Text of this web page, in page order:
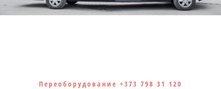
Переоборудование +373 798 31 120